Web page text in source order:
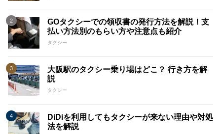
GOタクシーでの領収書の発行方法を解説！支
払い方法別のもらい方や注意点も紹介
タクシー
大阪駅のタクシー乗り場はどこ？ 行き方を解
説
タクシー
DiDiを利用してもタクシーが来ない理由や対処
法を解説